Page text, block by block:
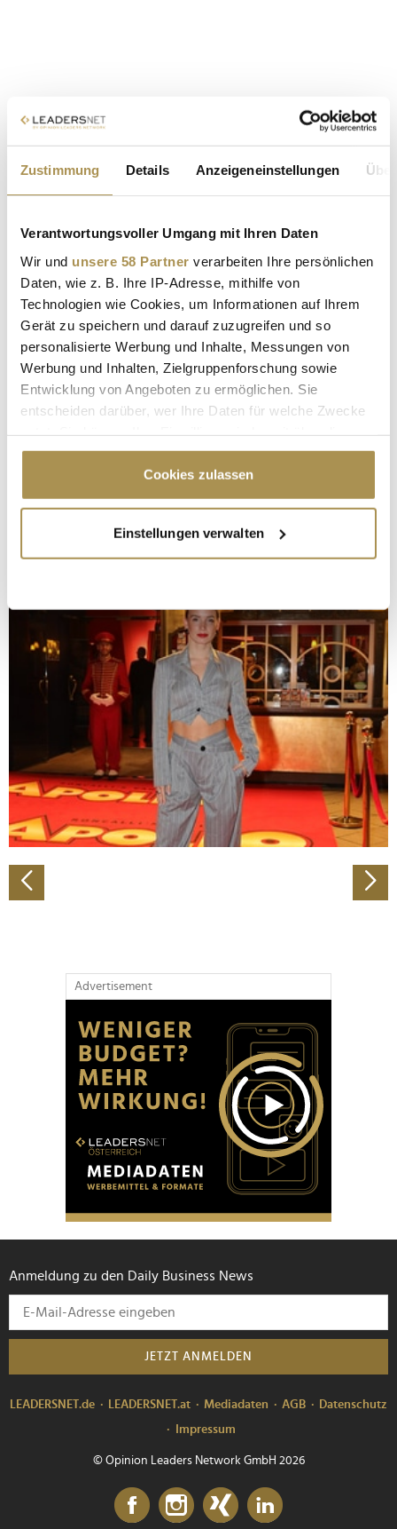
Zustimmung Details Anzeigeneinstellungen
Verantwortungsvoller Umgang mit Ihren Daten
Wir und unsere 58 Partner verarbeiten Ihre persönlichen
Daten, wie z. B. Ihre IP-Adresse, mithilfe von
Technologien wie Cookies, um Informationen auf Ihrem
Gerät zu speichern und darauf zuzugreifen und so
personalisierte Werbung und Inhalte, Messungen von
Werbung und Inhalten, Zielgruppenforschung sowie
Entwicklung von Angeboten zu ermöglichen. Sie
entscheiden darüber, wer Ihre Daten für welche Zwecke
Cookie-Erklärung oder durch Klicken auf das Privacy
Trigger Symbol ändern oder widerrufen
Informationen über Ihre geografische Lage
erfassen, welche bis auf einige Meter genau sein
bestimmten Merkmalen (Fingerprinting) identifizieren
Erfahren Sie mehr darüber, wie Ihre persönlichen Daten
verarbeitet werden, und legen Sie Ihre Präferenzen im
Abschnitt Einzelheiten
fest.
Wir verwenden Cookies, um Inhalte und Anzeigen zu
personalisieren, Funktionen für soziale Medien anbieten
zu können und die Zugriffe auf unsere Website zu
analysieren. Außerdem geben wir Informationen zu Ihrer
Verwendung unserer Website an unsere Partner für
soziale Medien, Werbung und Analysen weiter. Unsere
Partner führen diese Informationen möglicherweise mit
weiteren Daten zusammen, die Sie ihnen bereitgestellt
Cookies zulassen
Einstellungen verwalten
Advertisement
Anmeldung zu den Daily Business News
JETZT ANMELDEN
LEADERSNET.de LEADERSNET.at Mediadaten AGB
Datenschutz
Impressum
© Opinion Leaders Network GmbH 2026